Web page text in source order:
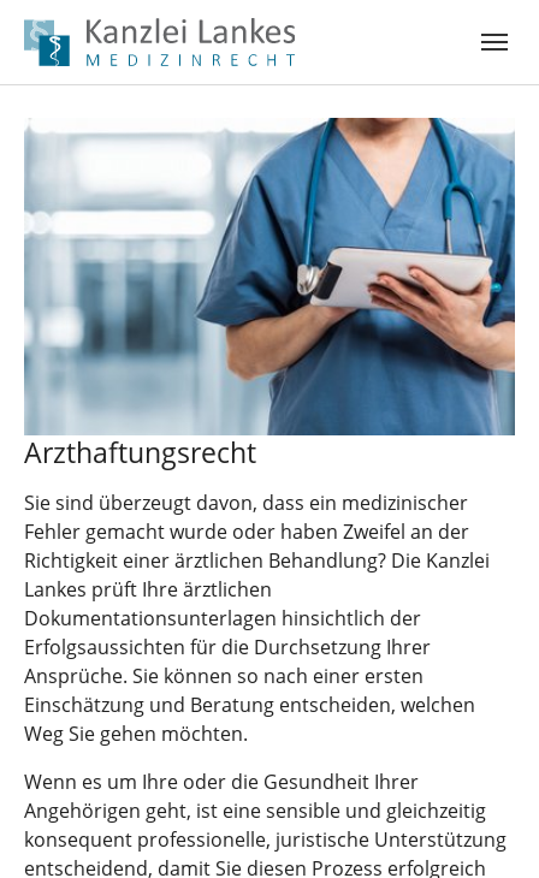
Skip to main navigation
Skip to main content
Skip to page footer
Arzthaftungsrecht
Sie sind überzeugt davon, dass ein medizinischer
Fehler gemacht wurde oder haben Zweifel an der
Richtigkeit einer ärztlichen Behandlung? Die Kanzlei
Lankes prüft Ihre ärztlichen
Dokumentationsunterlagen hinsichtlich der
Erfolgsaussichten für die Durchsetzung Ihrer
Ansprüche. Sie können so nach einer ersten
Einschätzung und Beratung entscheiden, welchen
Weg Sie gehen möchten.
Wenn es um Ihre oder die Gesundheit Ihrer
Angehörigen geht, ist eine sensible und gleichzeitig
konsequent professionelle, juristische Unterstützung
entscheidend, damit Sie diesen Prozess erfolgreich